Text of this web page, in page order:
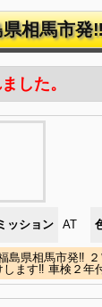
相馬市発
した。
ッション AT
相馬市発‼ ２
ます‼ 車検２年